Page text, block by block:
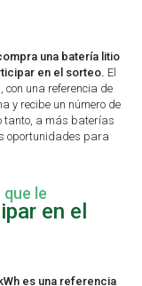
una batería litio
en el sorteo. El
con una referencia de
y recibe un número de
tanto, a más baterías
oportunidades para
le
en el
es una referencia